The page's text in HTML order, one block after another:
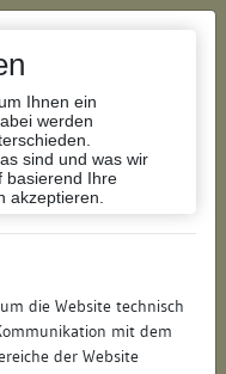
Ihnen ein
werden
sind und was wir
basierend Ihre
akzeptieren.
die Website technisch
mit dem
der Website
Restaurierung